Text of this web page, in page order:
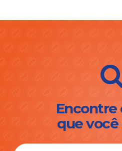
Encontre
que você